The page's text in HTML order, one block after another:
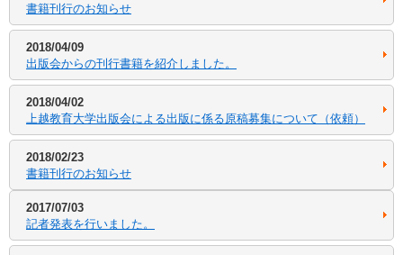
書籍刊行のお知らせ
2018/04/09
出版会からの刊行書籍を紹介しました。
2018/04/02
上越教育大学出版会による出版に係る原稿募集について（依頼）
2018/02/23
書籍刊行のお知らせ
2017/07/03
記者発表を行いました。